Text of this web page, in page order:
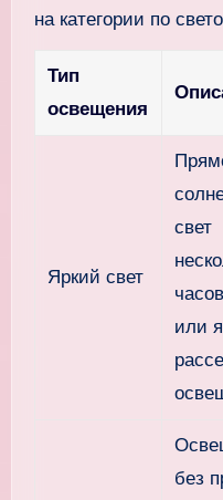
на категории по
Тип
освещения
Яркий свет
свет
или
без